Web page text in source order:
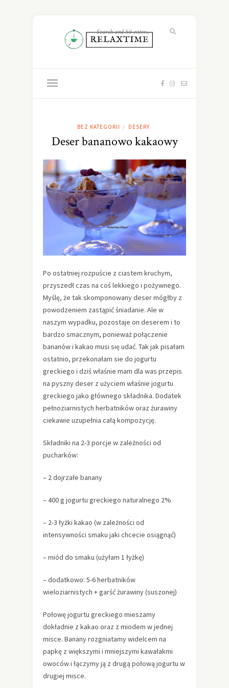
BEZ KATEGORII / DESERY
Deser bananowo kakaowy
Po ostatniej rozpuście z ciastem kruchym,
przyszedł czas na coś lekkiego i pożywnego.
Myślę, że tak skomponowany deser mógłby z
powodzeniem zastąpić śniadanie. Ale w
naszym wypadku, pozostaje on deserem i to
bardzo smacznym, ponieważ połączenie
bananów i kakao musi się udać. Tak jak pisałam
ostatnio, przekonałam sie do jogurtu
greckiego i dziś właśnie mam dla was przepis
na pyszny deser z użyciem właśnie jogurtu
greckiego jako głównego składnika. Dodatek
pełnoziarnistych herbatników oraz żurawiny
ciekawie uzupełnia całą kompozycję.
Składniki na 2-3 porcje w zależności od
pucharków:
– 2 dojrzałe banany
– 400 g jogurtu greckiego naturalnego 2%
– 2-3 łyżki kakao (w zależności od
intensywności smaku jaki chcecie osiągnąć)
– miód do smaku (użyłam 1 łyżkę)
– dodatkowo: 5-6 herbatników
wieloziarnistych + garść żurawiny (suszonej)
Połowę jogurtu greckiego mieszamy
dokładnie z kakao oraz z miodem w jednej
misce. Banany rozgniatamy widelcem na
papkę z większymi i mniejszymi kawałakmi
owoców i łączymy ją z drugą połową jogurtu w
drugiej misce.